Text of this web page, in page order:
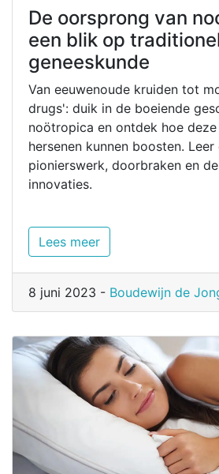
De oorsprong van
een blik op
geneeskunde
Van eeuwenoude kruiden tot
drugs': duik in de boeiende
noötropica en ontdek hoe
hersenen kunnen boosten. Leer
pionierswerk, doorbraken en
innovaties.
Lees meer
8 juni 2023 - Boudewijn de